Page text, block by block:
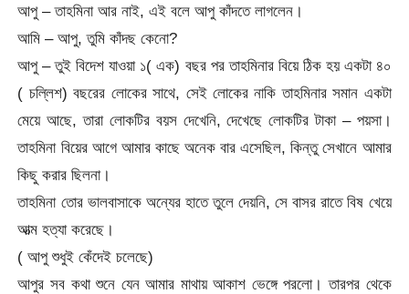
আপু – তাহমিনা আর নাই, এই বলে আপু কাঁদতে লাগলেন।
আমি – আপু, তুমি কাঁদছ কেনো?
আপু – তুই বিদেশ যাওয়া ১( এক) বছর পর তাহমিনার বিয়ে ঠিক হয় একটা ৪০
( চল্লিশ) বছরের লোকের সাথে, সেই লোকের নাকি তাহমিনার সমান একটা
মেয়ে আছে, তারা লোকটির বয়স দেখেনি, দেখেছে লোকটির টাকা – পয়সা।
তাহমিনা বিয়ের আগে আমার কাছে অনেক বার এসেছিল, কিন্তু সেখানে আমার
কিছু করার ছিলনা।
তাহমিনা তোর ভালবাসাকে অন্যের হাতে তুলে দেয়নি, সে বাসর রাতে বিষ খেয়ে
আত্ম হত্যা করেছে।
( আপু শুধুই কেঁদেই চলেছে)
আপুর সব কথা শুনে যেন আমার মাথায় আকাশ ভেঙ্গে পরলো। তারপর থেকে